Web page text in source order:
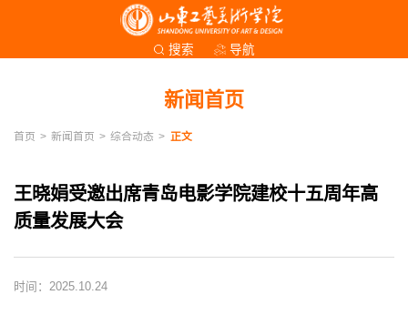
搜索 导航
新闻首页
首页 > 新闻首页 > 综合动态 > 正文
王晓娟受邀出席青岛电影学院建校十五周年高
质量发展大会
时间：2025.10.24